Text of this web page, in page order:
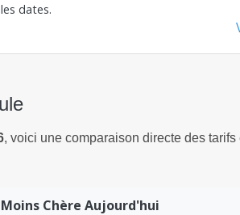
dates.
, voici une comparaison directe des
Chère Aujourd'hui